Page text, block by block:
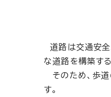
道路は交通安全
な道路を構築す
そのため、歩道
す。